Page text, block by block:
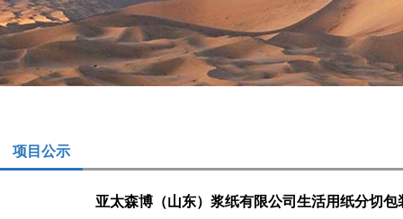
项目公示
亚太森博（山东）浆纸有限公司生活用纸分切